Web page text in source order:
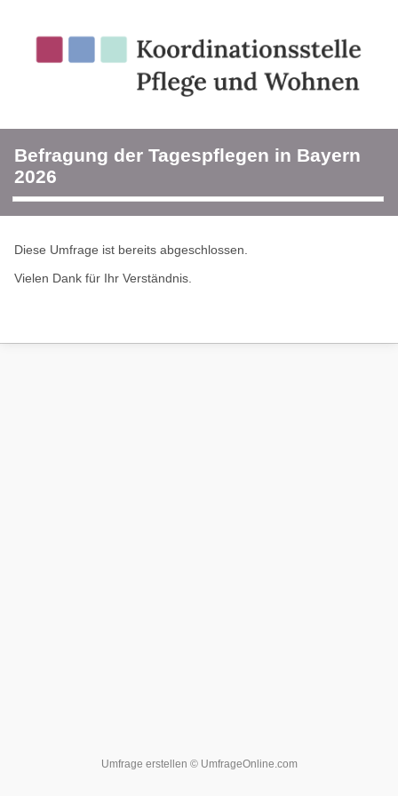
Befragung der Tagespflegen in Bayern
2026
Diese Umfrage ist bereits abgeschlossen.
Vielen Dank für Ihr Verständnis.
Umfrage erstellen © UmfrageOnline.com